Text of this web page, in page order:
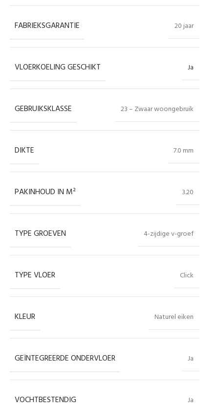
FABRIEKSGARANTIE 20 jaar
VLOERKOELING GESCHIKT Ja
GEBRUIKSKLASSE 23 – Zwaar woongebruik
DIKTE 7.0 mm
PAKINHOUD IN M² 3.20
TYPE GROEVEN 4-zijdige v-groef
TYPE VLOER Click
KLEUR Naturel eiken
GEÏNTEGREERDE ONDERVLOER Ja
VOCHTBESTENDIG Ja